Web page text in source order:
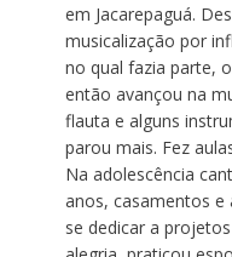
em Jacarepaguá.
musicalização por
no qual fazia parte,
então avançou na
flauta e alguns
parou mais. Fez
Na adolescência
anos, casamentos e
se dedicar a